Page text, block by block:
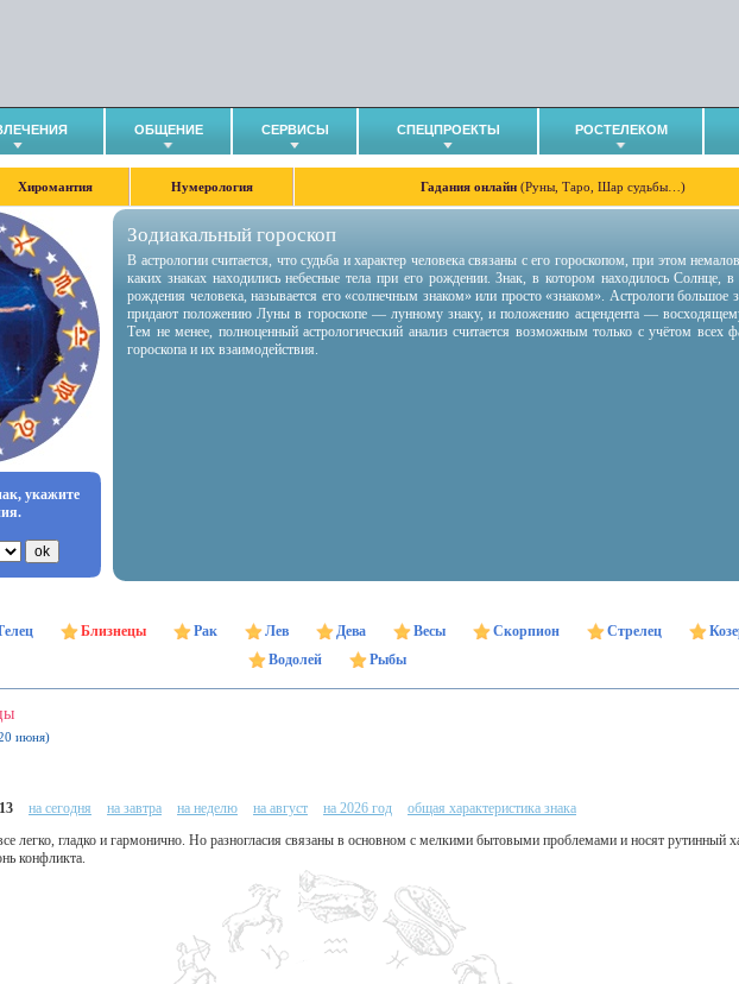
ОБЩЕНИЕ СЕРВИСЫ СПЕЦПРОЕКТЫ РОСТЕЛЕКОМ
Хиромантия Нумерология Гадания онлайн (Руны, Таро, Шар судьбы…)
укажите
Зодиакальный гороскоп
В астрологии считается, что судьба и характер человека связаны с его гороскопом, при этом
каких знаках находились небесные тела при его рождении. Знак, в котором находилось Солнце,
рождения человека, называется его «солнечным знаком» или просто «знаком». Астрологи большое
придают положению Луны в гороскопе — лунному знаку, и положению асцендента —
Тем не менее, полноценный астрологический анализ считается возможным только с учётом всех
гороскопа и их взаимодействия.
Близнецы Рак Лев Дева Весы Скорпион Стрелец
Водолей
Рыбы
июня)
на сегодня на завтра на неделю на август на 2026 год
общая характеристика знака
легко, гладко и гармонично. Но разногласия связаны в основном с мелкими бытовыми проблемами и носят рутинный
конфликта.